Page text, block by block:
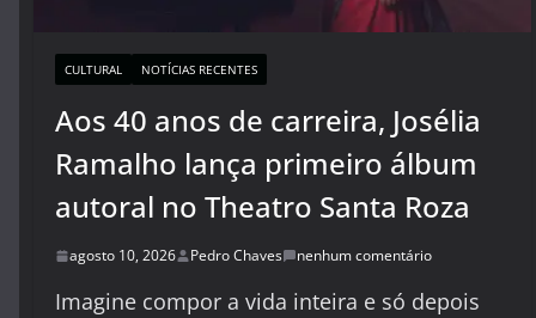
CULTURAL NOTÍCIAS RECENTES
Aos 40 anos de carreira, Josélia
Ramalho lança primeiro álbum
autoral no Theatro Santa Roza
agosto 10, 2026 Pedro Chaves nenhum comentário
Imagine compor a vida inteira e só depois